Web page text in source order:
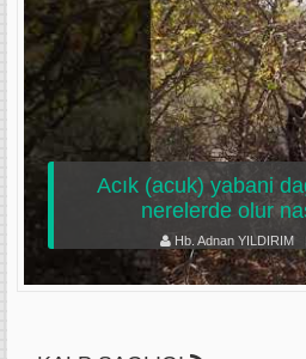
Acık (acuk) yabani
nerelerde olur
Hb. Adnan YILDIRIM